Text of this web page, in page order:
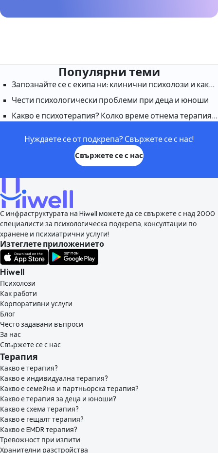
Популярни теми
Запознайте се с екипа ни: клинични психолози и какво правят те
Чести психологически проблеми при деца и юноши
Какво е психотерапия? Колко време отнема терапията, за да подейства?
Нуждаете се от подкрепа? Свържете се с нас!
Свържете се с нас
С инфраструктурата на Hiwell можете да се свържете с над 2000
специалисти за психологическа подкрепа, консултации по
хранене и психиатрични услуги!
Изтеглете приложението
Hiwell
Психолози
Как работи
Корпоративни услуги
Блог
Често задавани въпроси
За нас
Свържете се с нас
Терапия
Какво е терапия?
Какво е индивидуална терапия?
Какво е семейна и партньорска терапия?
Какво е терапия за деца и юноши?
Какво е схема терапия?
Какво е гещалт терапия?
Какво е EMDR терапия?
Тревожност при изпити
Хранителни разстройства